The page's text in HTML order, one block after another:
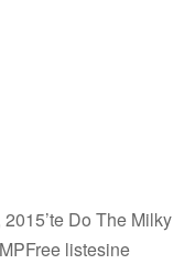
2015’te Do The Milky
listesine